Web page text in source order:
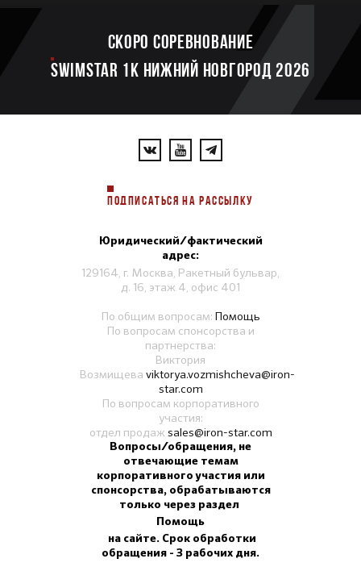
Скоро соревнование
SWIMSTAR 1K НИЖНИЙ НОВГОРОД 2026
ПОДПИСАТЬСЯ НА РАССЫЛКУ
Юридический/фактический
адрес:
129164, г. Москва, Ракетный бульвар,
д. 16, этаж 4, офис 401
По общим вопросам: Помощь
По вопросам спонсорства и
партнерства:
Виктория
Возмищева viktorya.vozmishcheva@iron-
star.com
По вопросам корпоративного
участия:
отдел продаж sales@iron-star.com
Вопросы/обращения, не
отвечающие темам
корпоративного участия или
спонсорства, обрабатываются
только через раздел
Помощь
на сайте. Срок обработки
обращения - 3 рабочих дня.